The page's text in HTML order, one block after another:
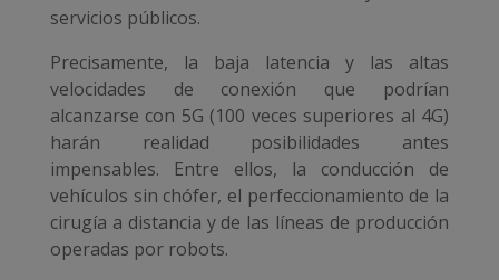
servicios públicos.
Precisamente, la baja latencia y las altas
velocidades de conexión que podrían
alcanzarse con 5G (100 veces superiores al 4G)
harán realidad posibilidades antes
impensables. Entre ellos, la conducción de
vehículos sin chófer, el perfeccionamiento de la
cirugía a distancia y de las líneas de producción
operadas por robots.